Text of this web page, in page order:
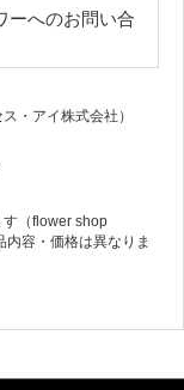
ーへのお問い合
・アイ株式会社）
す（flower shop
容・価格は異なりま